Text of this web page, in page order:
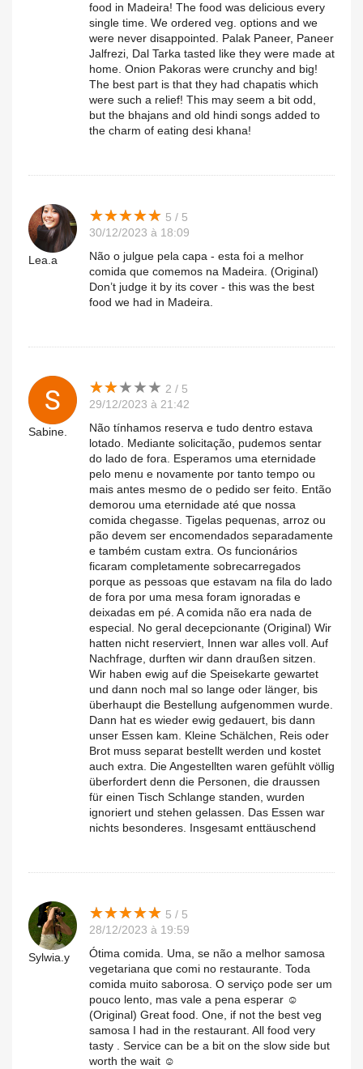
food in Madeira! The food was delicious every
single time. We ordered veg. options and we
were never disappointed. Palak Paneer, Paneer
Jalfrezi, Dal Tarka tasted like they were made at
home. Onion Pakoras were crunchy and big!
The best part is that they had chapatis which
were such a relief! This may seem a bit odd,
but the bhajans and old hindi songs added to
the charm of eating desi khana!
Lea.a
★★★★★
★★★★★ 5 / 5
30/12/2023 à 18:09
Não o julgue pela capa - esta foi a melhor
comida que comemos na Madeira. (Original)
Don’t judge it by its cover - this was the best
food we had in Madeira.
Sabine.
★★★★★
★★★★★ 2 / 5
29/12/2023 à 21:42
Não tínhamos reserva e tudo dentro estava
lotado. Mediante solicitação, pudemos sentar
do lado de fora. Esperamos uma eternidade
pelo menu e novamente por tanto tempo ou
mais antes mesmo de o pedido ser feito. Então
demorou uma eternidade até que nossa
comida chegasse. Tigelas pequenas, arroz ou
pão devem ser encomendados separadamente
e também custam extra. Os funcionários
ficaram completamente sobrecarregados
porque as pessoas que estavam na fila do lado
de fora por uma mesa foram ignoradas e
deixadas em pé. A comida não era nada de
especial. No geral decepcionante (Original) Wir
hatten nicht reserviert, Innen war alles voll. Auf
Nachfrage, durften wir dann draußen sitzen.
Wir haben ewig auf die Speisekarte gewartet
und dann noch mal so lange oder länger, bis
überhaupt die Bestellung aufgenommen wurde.
Dann hat es wieder ewig gedauert, bis dann
unser Essen kam. Kleine Schälchen, Reis oder
Brot muss separat bestellt werden und kostet
auch extra. Die Angestellten waren gefühlt völlig
überfordert denn die Personen, die draussen
für einen Tisch Schlange standen, wurden
ignoriert und stehen gelassen. Das Essen war
nichts besonderes. Insgesamt enttäuschend
Sylwia.y
★★★★★
★★★★★ 5 / 5
28/12/2023 à 19:59
Ótima comida. Uma, se não a melhor samosa
vegetariana que comi no restaurante. Toda
comida muito saborosa. O serviço pode ser um
pouco lento, mas vale a pena esperar ☺️
(Original) Great food. One, if not the best veg
samosa I had in the restaurant. All food very
tasty . Service can be a bit on the slow side but
worth the wait ☺️